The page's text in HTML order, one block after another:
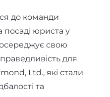
до команди
юриста у
свою
для
Ltd., які стали
та